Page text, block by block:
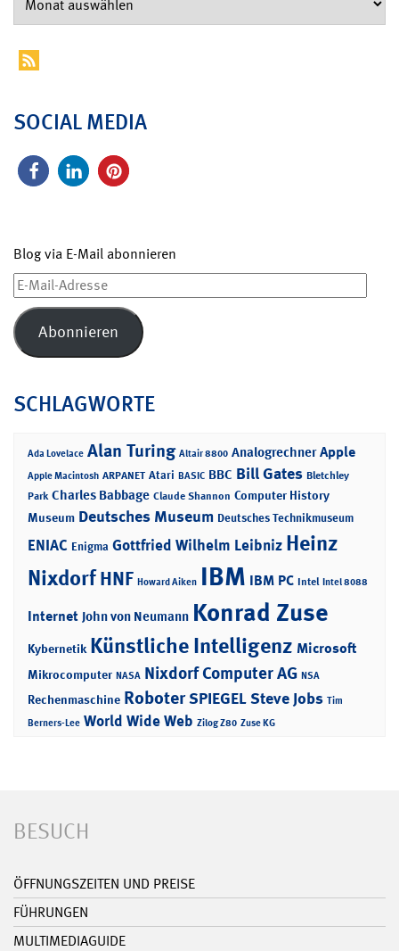
SOCIAL MEDIA
Blog via E-Mail abonnieren
E-
Mail-
Adresse
Abonnieren
SCHLAGWORTE
Ada Lovelace Alan Turing Altair 8800 Analogrechner Apple
Apple Macintosh ARPANET Atari BASIC BBC Bill Gates Bletchley
Park Charles Babbage Claude Shannon Computer History
Museum Deutsches Museum Deutsches Technikmuseum
ENIAC Enigma Gottfried Wilhelm Leibniz Heinz
NixdorfHNF Howard Aiken IBM IBM PC Intel Intel 8088
Internet John von Neumann Konrad Zuse
Kybernetik Künstliche Intelligenz Microsoft
Mikrocomputer NASA Nixdorf Computer AG NSA
Rechenmaschine RoboterSPIEGELSteve Jobs Tim
Berners-Lee World Wide Web Zilog Z80 Zuse KG
BESUCH
ÖFFNUNGSZEITEN UND PREISE
FÜHRUNGEN
MULTIMEDIAGUIDE